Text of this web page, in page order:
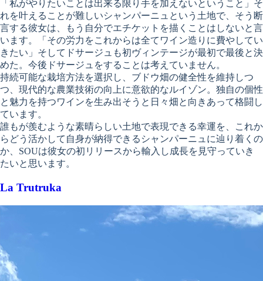
「私がやりたいことは出来る限り手を加えないということ」そ
れを叶えることが難しいシャンパーニュという土地で、そう断
言する彼女は、もう自分でエチケットを描くことはしないと言
います。「その労力をこれからは全てワイン造りに費やしてい
きたい」そしてドサージュも初ヴィンテージが最初で最後と決
めた。今後ドサージュをすることは考えていません。
持続可能な栽培方法を選択し、ブドウ畑の健全性を維持しつ
つ、現代的な農業技術の向上に意欲的なルイゾン。独自の個性
と魅力を持つワインを生み出そうと日々畑と向きあって格闘し
ています。
誰もが羨むような素晴らしい土地で表現できる幸運を、これか
らどう活かして自身が納得できるシャンパーニュに辿り着くの
か、SOUは彼女の初リリースから輸入し成長を見守っていき
たいと思います。
La Trutruka